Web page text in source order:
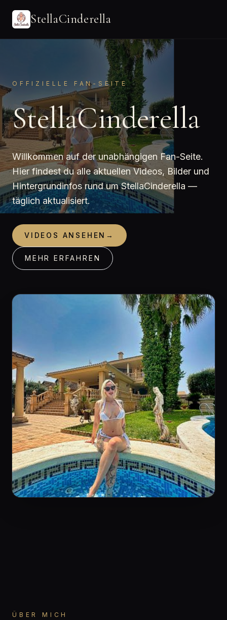
StellaCinderella
OFFIZIELLE FAN-SEITE
StellaCinderella
Willkommen auf der unabhängigen Fan-Seite.
Hier findest du alle aktuellen Videos, Bilder und
Hintergrundinfos rund um StellaCinderella —
täglich aktualisiert.
VIDEOS ANSEHEN →
MEHR ERFAHREN
ÜBER MICH